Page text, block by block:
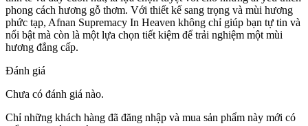
phong cách hương gỗ thơm. Với thiết kế sang trọng và mùi hương
phức tạp, Afnan Supremacy In Heaven không chỉ giúp bạn tự tin và
nổi bật mà còn là một lựa chọn tiết kiệm để trải nghiệm một mùi
hương đẳng cấp.
Đánh giá
Chưa có đánh giá nào.
Chỉ những khách hàng đã đăng nhập và mua sản phẩm này mới có